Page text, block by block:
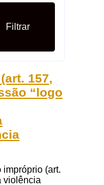
Filtrar
157,
“logo
impróprio (art.
violência